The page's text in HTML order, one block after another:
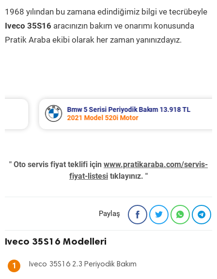
1968 yılından bu zamana edindiğimiz bilgi ve tecrübeyle
Iveco 35S16 aracınızın bakım ve onarımı konusunda
Pratik Araba ekibi olarak her zaman yanınızdayız.
Bmw 5 Serisi Periyodik Bakım 13.918 TL
2021 Model 520i Motor
" Oto servis fiyat teklifi için www.pratikaraba.com/servis-
fiyat-listesi tıklayınız. "
Paylaş
Iveco 35S16 Modelleri
1 Iveco 35S16 2.3 Periyodik Bakım